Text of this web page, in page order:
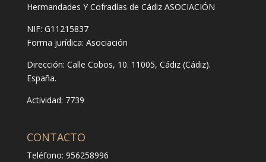
Hermandades Y Cofradías de Cádiz ASOCIACIÓN
NIF: G11215837
Forma jurídica: Asociación
Dirección: Calle Cobos, 10. 11005, Cádiz (Cádiz).
España.
Actividad: 7739
CONTACTO
Teléfono: 956258996